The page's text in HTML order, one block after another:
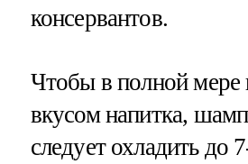
консервантов.
Чтобы в полной мере
вкусом напитка,
следует охладить до